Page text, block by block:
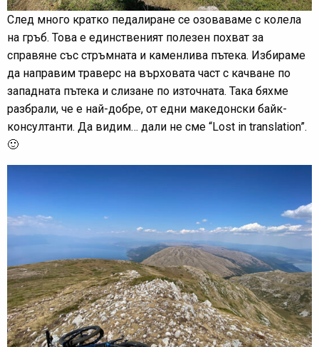
След много кратко педалиране се озоваваме с колела
на гръб. Това е единственият полезен похват за
справяне със стръмната и каменлива пътека. Избираме
да направим траверс на върховата част с качване по
западната пътека и слизане по източната. Така бяхме
разбрали, че е най-добре, от едни македонски байк-
консултанти. Да видим… дали не сме “Lost in translation”.
🙂